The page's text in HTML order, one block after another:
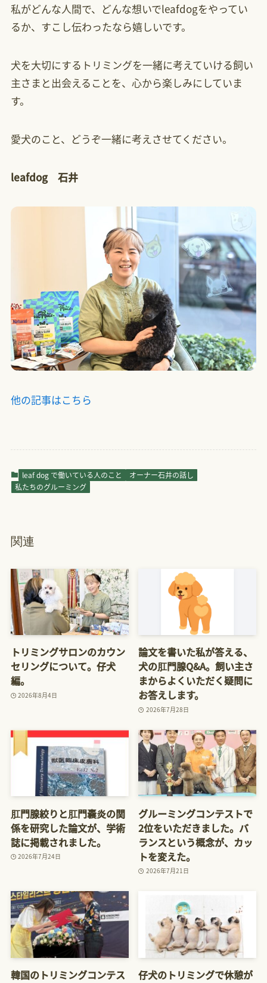
私がどんな人間で、どんな想いでleafdogをやってい
るか、すこし伝わったなら嬉しいです。
犬を大切にするトリミングを一緒に考えていける飼い
主さまと出会えることを、心から楽しみにしていま
す。
愛犬のこと、どうぞ一緒に考えさせてください。
leafdog 石井
他の記事はこちら
leaf dog で働いている人のこと
オーナー石井の話し
私たちのグルーミング
関連
トリミングサロンのカウン
セリングについて。仔犬
編。
2026年8月4日
論文を書いた私が答える、
犬の肛門腺Q&A。飼い主さ
まからよくいただく疑問に
お答えします。
2026年7月28日
肛門腺絞りと肛門嚢炎の関
係を研究した論文が、学術
誌に掲載されました。
2026年7月24日
グルーミングコンテストで
2位をいただきました。バ
ランスという概念が、カッ
トを変えた。
2026年7月21日
韓国のトリミングコンテス
仔犬のトリミングで休憩が